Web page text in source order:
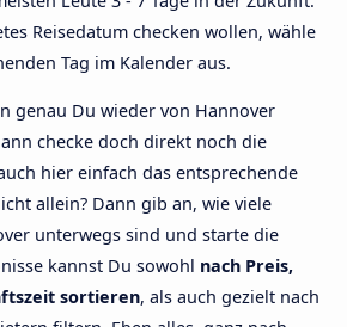
Reisedatum checken wollen, wähle
Tag im Kalender aus.
genau Du wieder von Hannover
checke doch direkt noch die
hier einfach das entsprechende
allein? Dann gib an, wie viele
unterwegs sind und starte die
kannst Du sowohl nach Preis,
sortieren, als auch gezielt nach